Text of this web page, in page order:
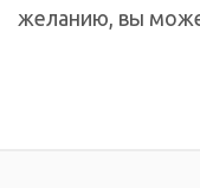
желанию, вы